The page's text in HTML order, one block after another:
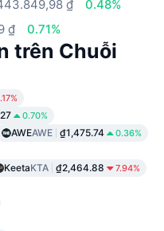
₫
0.48%
₫ 0.71%
trên Chuỗi
0.70%
AWEAWE ₫1,475.74 0.36%
KeetaKTA ₫2,464.88 7.94%